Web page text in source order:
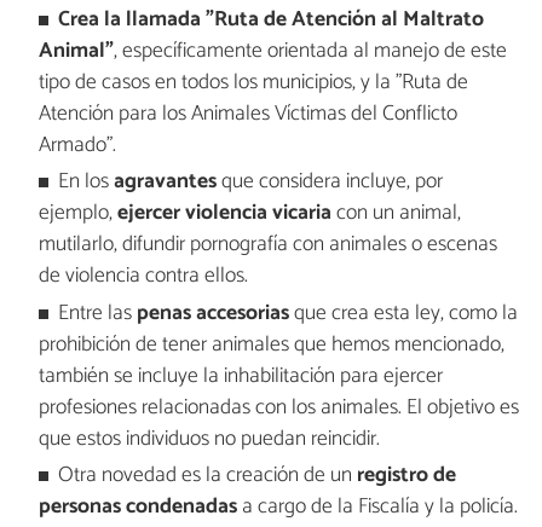
Crea la llamada "Ruta de Atención al Maltrato
Animal", específicamente orientada al manejo de este
tipo de casos en todos los municipios, y la "Ruta de
Atención para los Animales Víctimas del Conflicto
Armado".
En losagravantesque considera incluye, por
ejemplo,ejercer violencia vicariacon un animal,
mutilarlo, difundir pornografía con animales o escenas
de violencia contra ellos.
Entre laspenas accesoriasque crea esta ley, como la
prohibición de tener animales que hemos mencionado,
también se incluye la inhabilitación para ejercer
profesiones relacionadas con los animales. El objetivo es
que estos individuos no puedan reincidir.
Otra novedad es la creación de un registro de
personas condenadasa cargo de la Fiscalía y la policía.